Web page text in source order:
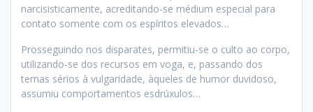
narcisisticamente, acreditando-se médium especial para
contato somente com os espíritos elevados…
Prosseguindo nos disparates, permitiu-se o culto ao corpo,
utilizando-se dos recursos em voga, e, passando dos
temas sérios à vulgaridade, àqueles de humor duvidoso,
assumiu comportamentos esdrúxulos…